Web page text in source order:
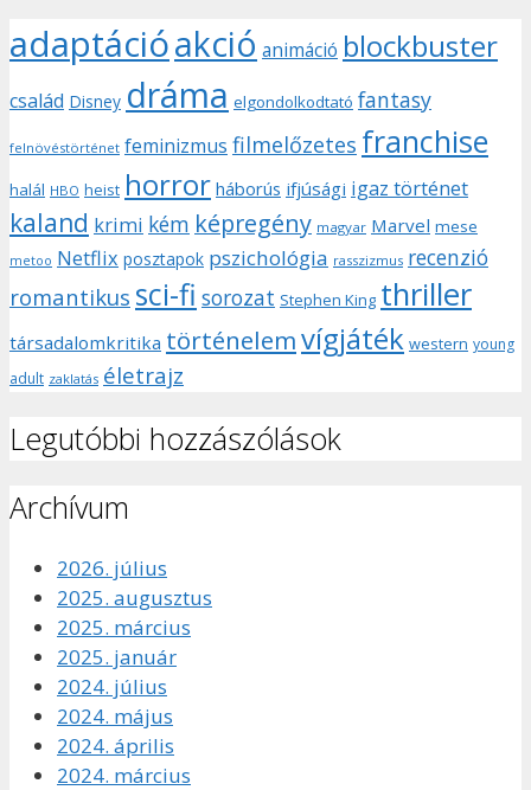
adaptációakció animáció blockbuster
család Disney dráma elgondolkodtató fantasy
felnövéstörténet feminizmus filmelőzetes franchise
halál HBO heist horror háborús ifjúsági igaz történet
kaland krimi kém képregény magyar Marvel mese
metoo Netflix posztapok pszichológia rasszizmus recenzió
romantikus sci-fi sorozat Stephen King thriller
társadalomkritika történelemvígjáték western young
adult zaklatás életrajz
Legutóbbi hozzászólások
Archívum
2026. július
2025. augusztus
2025. március
2025. január
2024. július
2024. május
2024. április
2024. március